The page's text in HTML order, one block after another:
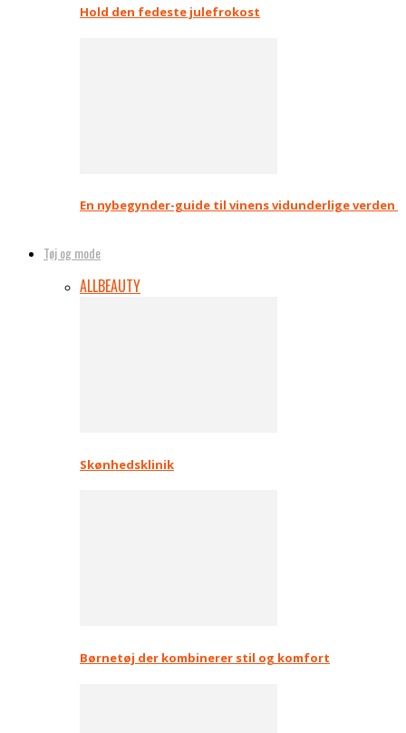
Hold den fedeste julefrokost
En nybegynder-guide til vinens vidunderlige verden
Tøj og mode
ALLBEAUTY
Skønhedsklinik
Børnetøj der kombinerer stil og komfort